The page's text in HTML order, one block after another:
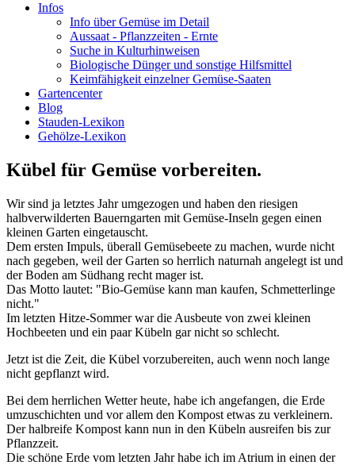
Infos
Info über Gemüse im Detail
Aussaat - Pflanzzeiten - Ernte
Suche in Kulturhinweisen
Biologische Dünger und sonstige Hilfsmittel
Keimfähigkeit einzelner Gemüse-Saaten
Gartencenter
Blog
Stauden-Lexikon
Gehölze-Lexikon
Kübel für Gemüse vorbereiten.
Wir sind ja letztes Jahr umgezogen und haben den riesigen
halbverwilderten Bauerngarten mit Gemüse-Inseln gegen einen
kleinen Garten eingetauscht.
Dem ersten Impuls, überall Gemüsebeete zu machen, wurde nicht
nach gegeben, weil der Garten so herrlich naturnah angelegt ist und
der Boden am Südhang recht mager ist.
Das Motto lautet: "Bio-Gemüse kann man kaufen, Schmetterlinge
nicht."
Im letzten Hitze-Sommer war die Ausbeute von zwei kleinen
Hochbeeten und ein paar Kübeln gar nicht so schlecht.
Jetzt ist die Zeit, die Kübel vorzubereiten, auch wenn noch lange
nicht gepflanzt wird.
Bei dem herrlichen Wetter heute, habe ich angefangen, die Erde
umzuschichten und vor allem den Kompost etwas zu verkleinern.
Der halbreife Kompost kann nun in den Kübeln ausreifen bis zur
Pflanzzeit.
Die schöne Erde vom letzten Jahr habe ich im Atrium in einen der